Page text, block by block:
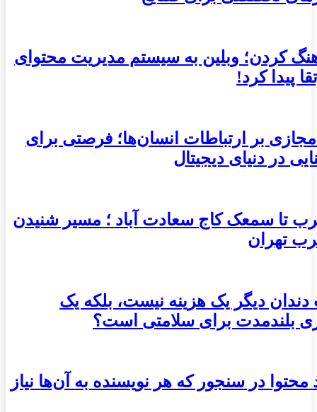
کردن؛ وبلین به سیستم مدیریت محتوای
پیدا کرد!
بر ارتباطات انسان‌ها؛ فرصتی برای
در دنیای دیجیتال
تا سمعک کاج سعادت آباد ؛ مسیر شنیدن
تهران
دندان دیگر یک هزینه نیست، بلکه یک
بلندمدت برای سلامتی است؟
محتوا در سنجور که هر نویسنده به آن‌ها نیاز